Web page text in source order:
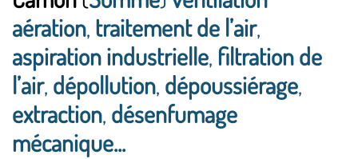
aération, traitement de l’air,
aspiration industrielle, filtration de
l’air, dépollution, dépoussiérage,
extraction, désenfumage
mécanique...